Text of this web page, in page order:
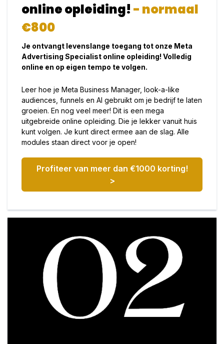
online opleiding! - normaal
€800
Je ontvangt levenslange toegang tot onze Meta
Advertising Specialist online opleiding! Volledig
online en op eigen tempo te volgen.
Leer hoe je Meta Business Manager, look-a-like
audiences, funnels en AI gebruikt om je bedrijf te laten
groeien. En nog veel meer! Dit is een mega
uitgebreide online opleiding. Die je lekker vanuit huis
kunt volgen. Je kunt direct ermee aan de slag. Alle
modules staan direct voor je open!
Profiteer van meer dan €1000 korting!
>